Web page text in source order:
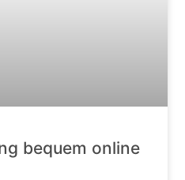
bequem online